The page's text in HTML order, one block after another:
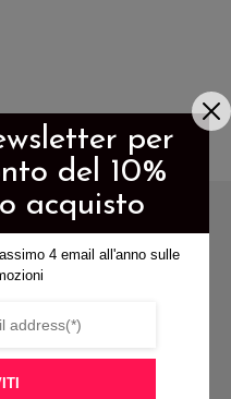
varianti.
Le
opzioni
possono
essere
nella
del
per ordini di
per
del 10%
acquisto
4 email all'anno sulle